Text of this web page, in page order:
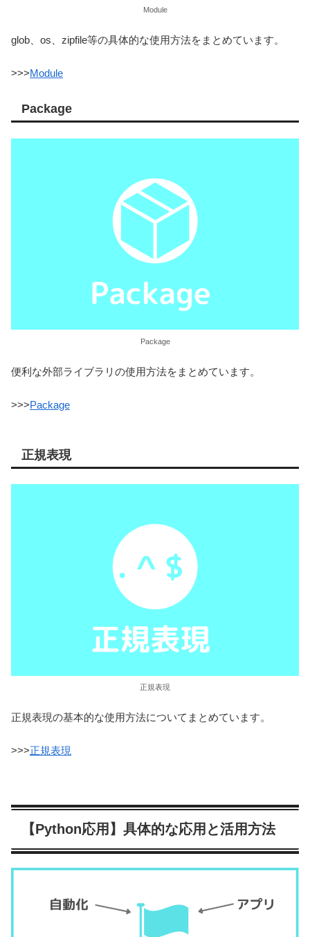
Module
glob、os、zipfile等の具体的な使用方法をまとめています。
>>>Module
Package
Package
便利な外部ライブラリの使用方法をまとめています。
>>>Package
正規表現
正規表現
正規表現の基本的な使用方法についてまとめています。
>>>正規表現
【Python応用】具体的な応用と活用方法